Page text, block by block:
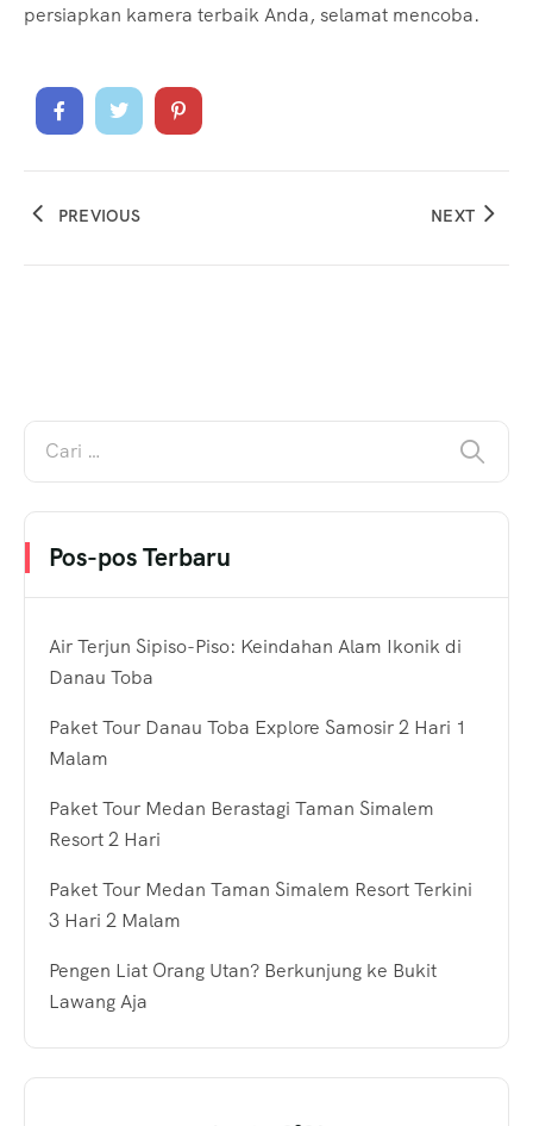
persiapkan kamera terbaik Anda, selamat mencoba.
PREVIOUS NEXT
Pos-pos Terbaru
Air Terjun Sipiso-Piso: Keindahan Alam Ikonik di
Danau Toba
Paket Tour Danau Toba Explore Samosir 2 Hari 1
Malam
Paket Tour Medan Berastagi Taman Simalem
Resort 2 Hari
Paket Tour Medan Taman Simalem Resort Terkini
3 Hari 2 Malam
Pengen Liat Orang Utan? Berkunjung ke Bukit
Lawang Aja